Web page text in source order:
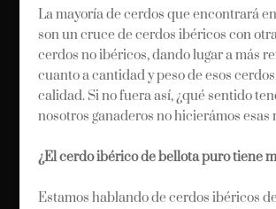
La mayoría de cerdos que encontrará
son un cruce de cerdos ibéricos con
cerdos no ibéricos, dando lugar a más
cuanto a cantidad y peso de esos
calidad. Si no fuera así, ¿qué sentido
nosotros ganaderos no hicierámos esas
¿El cerdo ibérico de bellota puro tiene
Estamos hablando de cerdos ibéricos